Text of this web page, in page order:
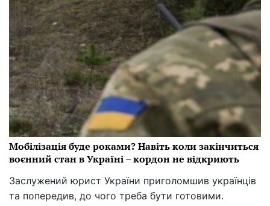
Мобілізація буде роками? Навіть коли закінчиться
воєнний стан в Україні – кордон не відкриють
Заслужений юрист України приголомшив українців
та попередив, до чого треба бути готовими.